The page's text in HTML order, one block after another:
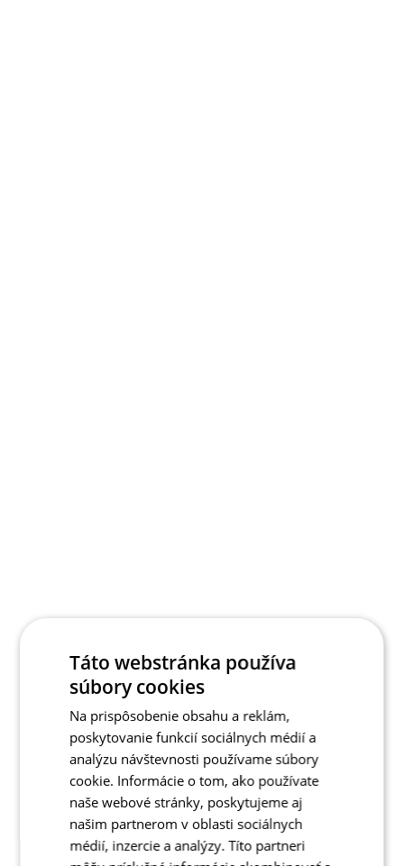
Táto webstránka používa
súbory cookies
Na prispôsobenie obsahu a reklám,
poskytovanie funkcií sociálnych médií a
analýzu návštevnosti používame súbory
cookie. Informácie o tom, ako používate
naše webové stránky, poskytujeme aj
našim partnerom v oblasti sociálnych
médií, inzercie a analýzy. Títo partneri